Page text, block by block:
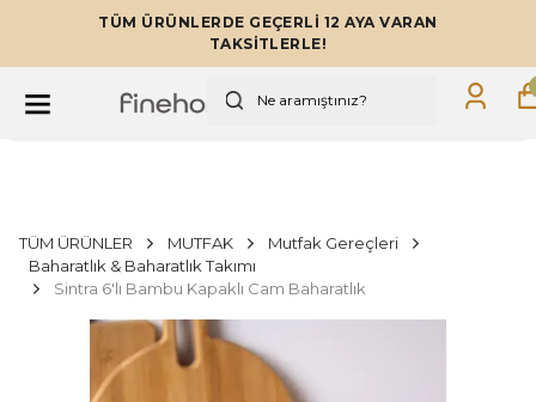
TÜM ÜRÜNLERDE GEÇERLİ 12 AYA VARAN
TAKSİTLERLE!
TÜM ÜRÜNLER MUTFAK
Mutfak Gereçleri
Baharatlık & Baharatlık Takımı
Sintra 6'lı Bambu Kapaklı Cam Baharatlık